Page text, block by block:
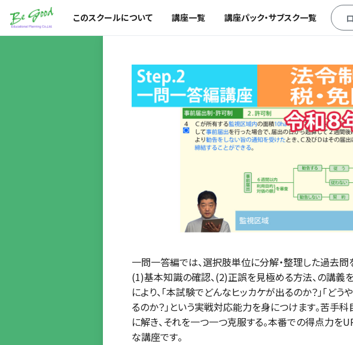
このスクールについて 講座一覧 講座パック・サブスク一覧
一問一答編では、選択肢単位に分解・整理した過去問
(1)基本知識の確認、(2)正誤を見極める方法、の講義
により、「本試験でどんなヒッカケが出るのか？」「ど
るのか？」という実戦対応能力を身につけます。苦手科
に解き、それを一つ一つ克服する。本番での得点力を
な講座です。